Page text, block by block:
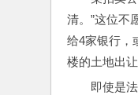
清。”这位不
给4家银行，
楼的土地出
即使是